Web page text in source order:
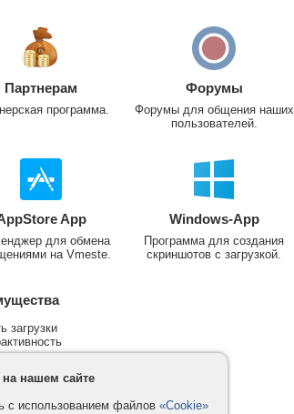
Партнерам
программа.
Форумы
Форумы для общения наших
пользователей.
App
для обмена
на Vmeste.
Windows-App
Программа для создания
скриншотов с загрузкой.
загрузки
файлов
нашем сайте
с использованием файлов «Cookie»